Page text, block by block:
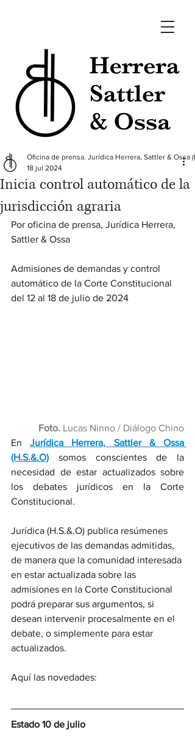
Inicia control automático de la
jurisdicción agraria
Oficina de prensa. Jurídica Herrera, Sattler & Ossa
18 jul 2024
Por oficina de prensa, Jurídica Herrera,
Sattler & Ossa
Admisiones de demandas y control
automático de la Corte Constitucional
del 12 al 18 de julio de 2024
Foto. Lucas Ninno / Diálogo Chino
En Jurídica Herrera, Sattler & Ossa
(H.S.&.O)
somos conscientes de la
necesidad de estar actualizados sobre
los debates jurídicos en la Corte
Constitucional.
Jurídica (H.S.&.O) publica resúmenes
ejecutivos de las demandas admitidas,
de manera que la comunidad interesada
en estar actualizada sobre las
admisiones en la Corte Constitucional
podrá preparar sus argumentos, si
desean intervenir procesalmente en el
debate, o simplemente para estar
actualizados.
Aquí las novedades:
Estado 10 de julio